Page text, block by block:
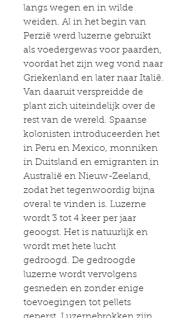
langs wegen en in wilde
weiden. Al in het begin van
Perzië werd luzerne gebruikt
als voedergewas voor paarden,
voordat het zijn weg vond naar
Griekenland en later naar Italië.
Van daaruit verspreidde de
plant zich uiteindelijk over de
rest van de wereld. Spaanse
kolonisten introduceerden het
in Peru en Mexico, monniken
in Duitsland en emigranten in
Australië en Nieuw-Zeeland,
zodat het tegenwoordig bijna
overal te vinden is. Luzerne
wordt 3 tot 4 keer per jaar
geoogst. Het is natuurlijk en
wordt met hete lucht
gedroogd. De gedroogde
luzerne wordt vervolgens
gesneden en zonder enige
toevoegingen tot pellets